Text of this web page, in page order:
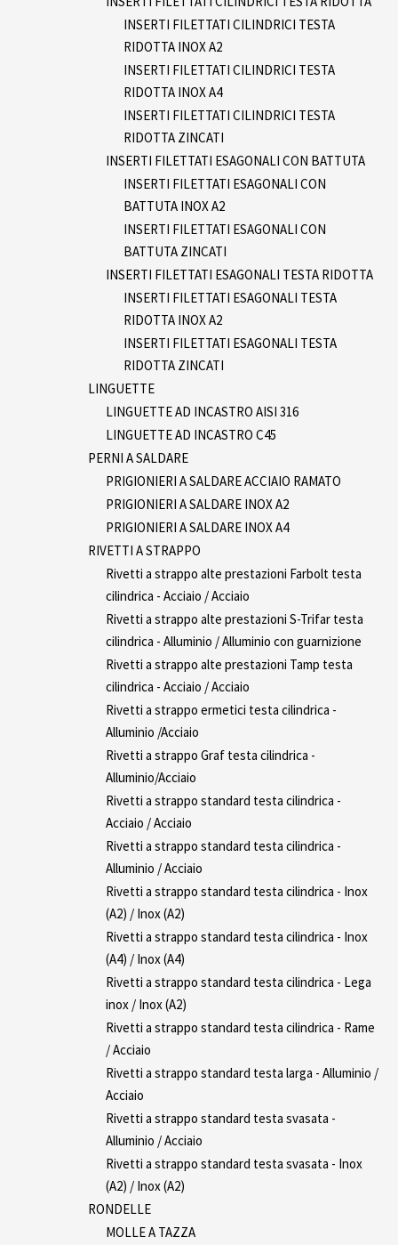
INSERTI FILETTATI CILINDRICI TESTA
RIDOTTA INOX A2
INSERTI FILETTATI CILINDRICI TESTA
RIDOTTA INOX A4
INSERTI FILETTATI CILINDRICI TESTA
RIDOTTA ZINCATI
INSERTI FILETTATI ESAGONALI CON BATTUTA
INSERTI FILETTATI ESAGONALI CON
BATTUTA INOX A2
INSERTI FILETTATI ESAGONALI CON
BATTUTA ZINCATI
INSERTI FILETTATI ESAGONALI TESTA RIDOTTA
INSERTI FILETTATI ESAGONALI TESTA
RIDOTTA INOX A2
INSERTI FILETTATI ESAGONALI TESTA
RIDOTTA ZINCATI
LINGUETTE
LINGUETTE AD INCASTRO AISI 316
LINGUETTE AD INCASTRO C45
PERNI A SALDARE
PRIGIONIERI A SALDARE ACCIAIO RAMATO
PRIGIONIERI A SALDARE INOX A2
PRIGIONIERI A SALDARE INOX A4
RIVETTI A STRAPPO
Rivetti a strappo alte prestazioni Farbolt testa
cilindrica - Acciaio / Acciaio
Rivetti a strappo alte prestazioni S-Trifar testa
cilindrica - Alluminio / Alluminio con guarnizione
Rivetti a strappo alte prestazioni Tamp testa
cilindrica - Acciaio / Acciaio
Rivetti a strappo ermetici testa cilindrica -
Alluminio /Acciaio
Rivetti a strappo Graf testa cilindrica -
Alluminio/Acciaio
Rivetti a strappo standard testa cilindrica -
Acciaio / Acciaio
Rivetti a strappo standard testa cilindrica -
Alluminio / Acciaio
Rivetti a strappo standard testa cilindrica - Inox
(A2) / Inox (A2)
Rivetti a strappo standard testa cilindrica - Inox
(A4) / Inox (A4)
Rivetti a strappo standard testa cilindrica - Lega
inox / Inox (A2)
Rivetti a strappo standard testa cilindrica - Rame
/ Acciaio
Rivetti a strappo standard testa larga - Alluminio /
Acciaio
Rivetti a strappo standard testa svasata -
Alluminio / Acciaio
Rivetti a strappo standard testa svasata - Inox
(A2) / Inox (A2)
RONDELLE
MOLLE A TAZZA